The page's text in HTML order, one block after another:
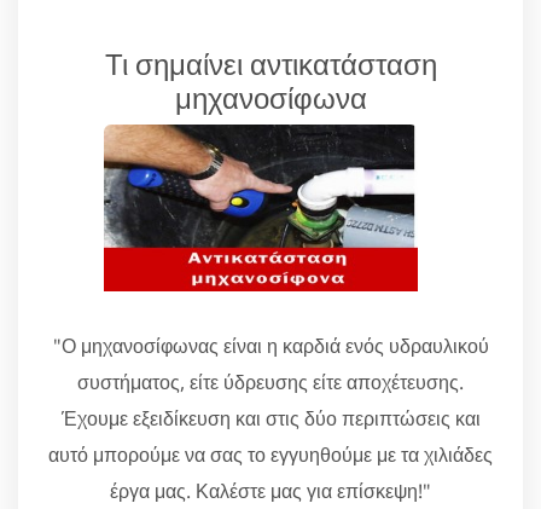
Τι σημαίνει αντικατάσταση
μηχανοσίφωνα
"Ο μηχανοσίφωνας είναι η καρδιά ενός υδραυλικού
συστήματος, είτε ύδρευσης είτε αποχέτευσης.
Έχουμε εξειδίκευση και στις δύο περιπτώσεις και
αυτό μπορούμε να σας το εγγυηθούμε με τα χιλιάδες
έργα μας. Καλέστε μας για επίσκεψη!"